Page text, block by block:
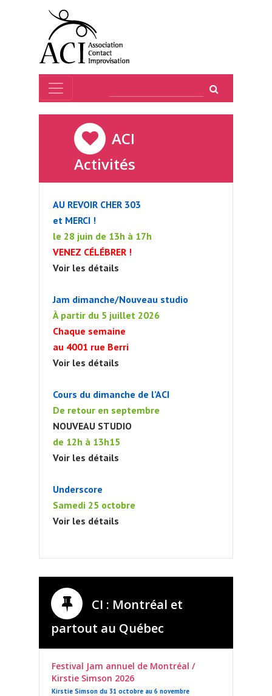
ACI
Activités
AU REVOIR CHER 303
et MERCI !
le 28 juin de 13h à 17h
VENEZ CÉLÉBRER !
Voir les détails
Jam dimanche/Nouveau studio
À partir du 5 juillet 2026
Chaque semaine
au 4001 rue Berri
Voir les détails
Cours du dimanche de l’ACI
De retour en septembre
NOUVEAU STUDIO
de 12h à 13h15
Voir les détails
Underscore
Samedi 25 octobre
Voir les détails
CI : Montréal et
partout au Québec
Festival Jam annuel de Montréal /
Kirstie Simson 2026
Kirstie Simson du 31 octobre au 6 novembre